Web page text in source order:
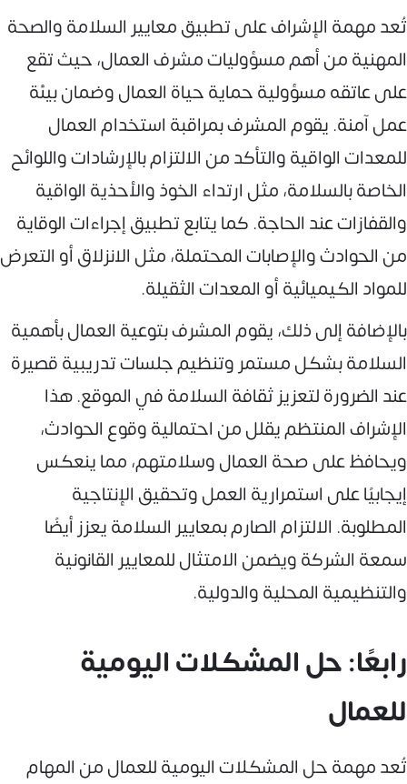
تُعد مهمة الإشراف على تطبيق معايير السلامة والصحة
المهنية من أهم مسؤوليات مشرف العمال، حيث تقع
على عاتقه مسؤولية حماية حياة العمال وضمان بيئة
عمل آمنة. يقوم المشرف بمراقبة استخدام العمال
للمعدات الواقية والتأكد من الالتزام بالإرشادات واللوائح
الخاصة بالسلامة، مثل ارتداء الخوذ والأحذية الواقية
والقفازات عند الحاجة. كما يتابع تطبيق إجراءات الوقاية
من الحوادث والإصابات المحتملة، مثل الانزلاق أو التعرض
للمواد الكيميائية أو المعدات الثقيلة.
بالإضافة إلى ذلك، يقوم المشرف بتوعية العمال بأهمية
السلامة بشكل مستمر وتنظيم جلسات تدريبية قصيرة
عند الضرورة لتعزيز ثقافة السلامة في الموقع. هذا
الإشراف المنتظم يقلل من احتمالية وقوع الحوادث،
ويحافظ على صحة العمال وسلامتهم، مما ينعكس
إيجابيًا على استمرارية العمل وتحقيق الإنتاجية
المطلوبة. الالتزام الصارم بمعايير السلامة يعزز أيضًا
سمعة الشركة ويضمن الامتثال للمعايير القانونية
والتنظيمية المحلية والدولية.
رابعًا: حل المشكلات اليومية
للعمال
تُعد مهمة حل المشكلات اليومية للعمال من المهام